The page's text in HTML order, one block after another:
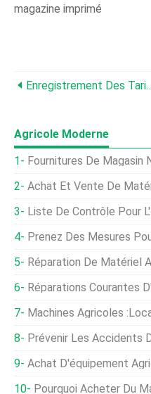
magazine imprimé
Enregistrement Des
Agricole Moderne
Fournitures De Magasin
Achat Et Vente De
Liste De Contrôle Pour
Prenez Des Mesures Pour
Réparation De Matériel
Réparations Courantes
Machines Agricoles
Prévenir Les Accidents
Achat D'équipement Agricole
Pourquoi Acheter Du